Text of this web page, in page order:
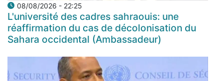
08/08/2026 - 22:25
L'université des cadres sahraouis: une
réaffirmation du cas de décolonisation du
Sahara occidental (Ambassadeur)